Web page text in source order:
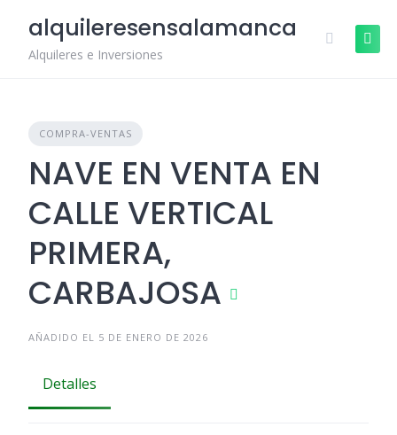
content
alquileresensalamanca
Alquileres e Inversiones
COMPRA-VENTAS
NAVE EN VENTA EN
CALLE VERTICAL
PRIMERA,
CARBAJOSA
AÑADIDO EL 5 DE ENERO DE 2026
Detalles